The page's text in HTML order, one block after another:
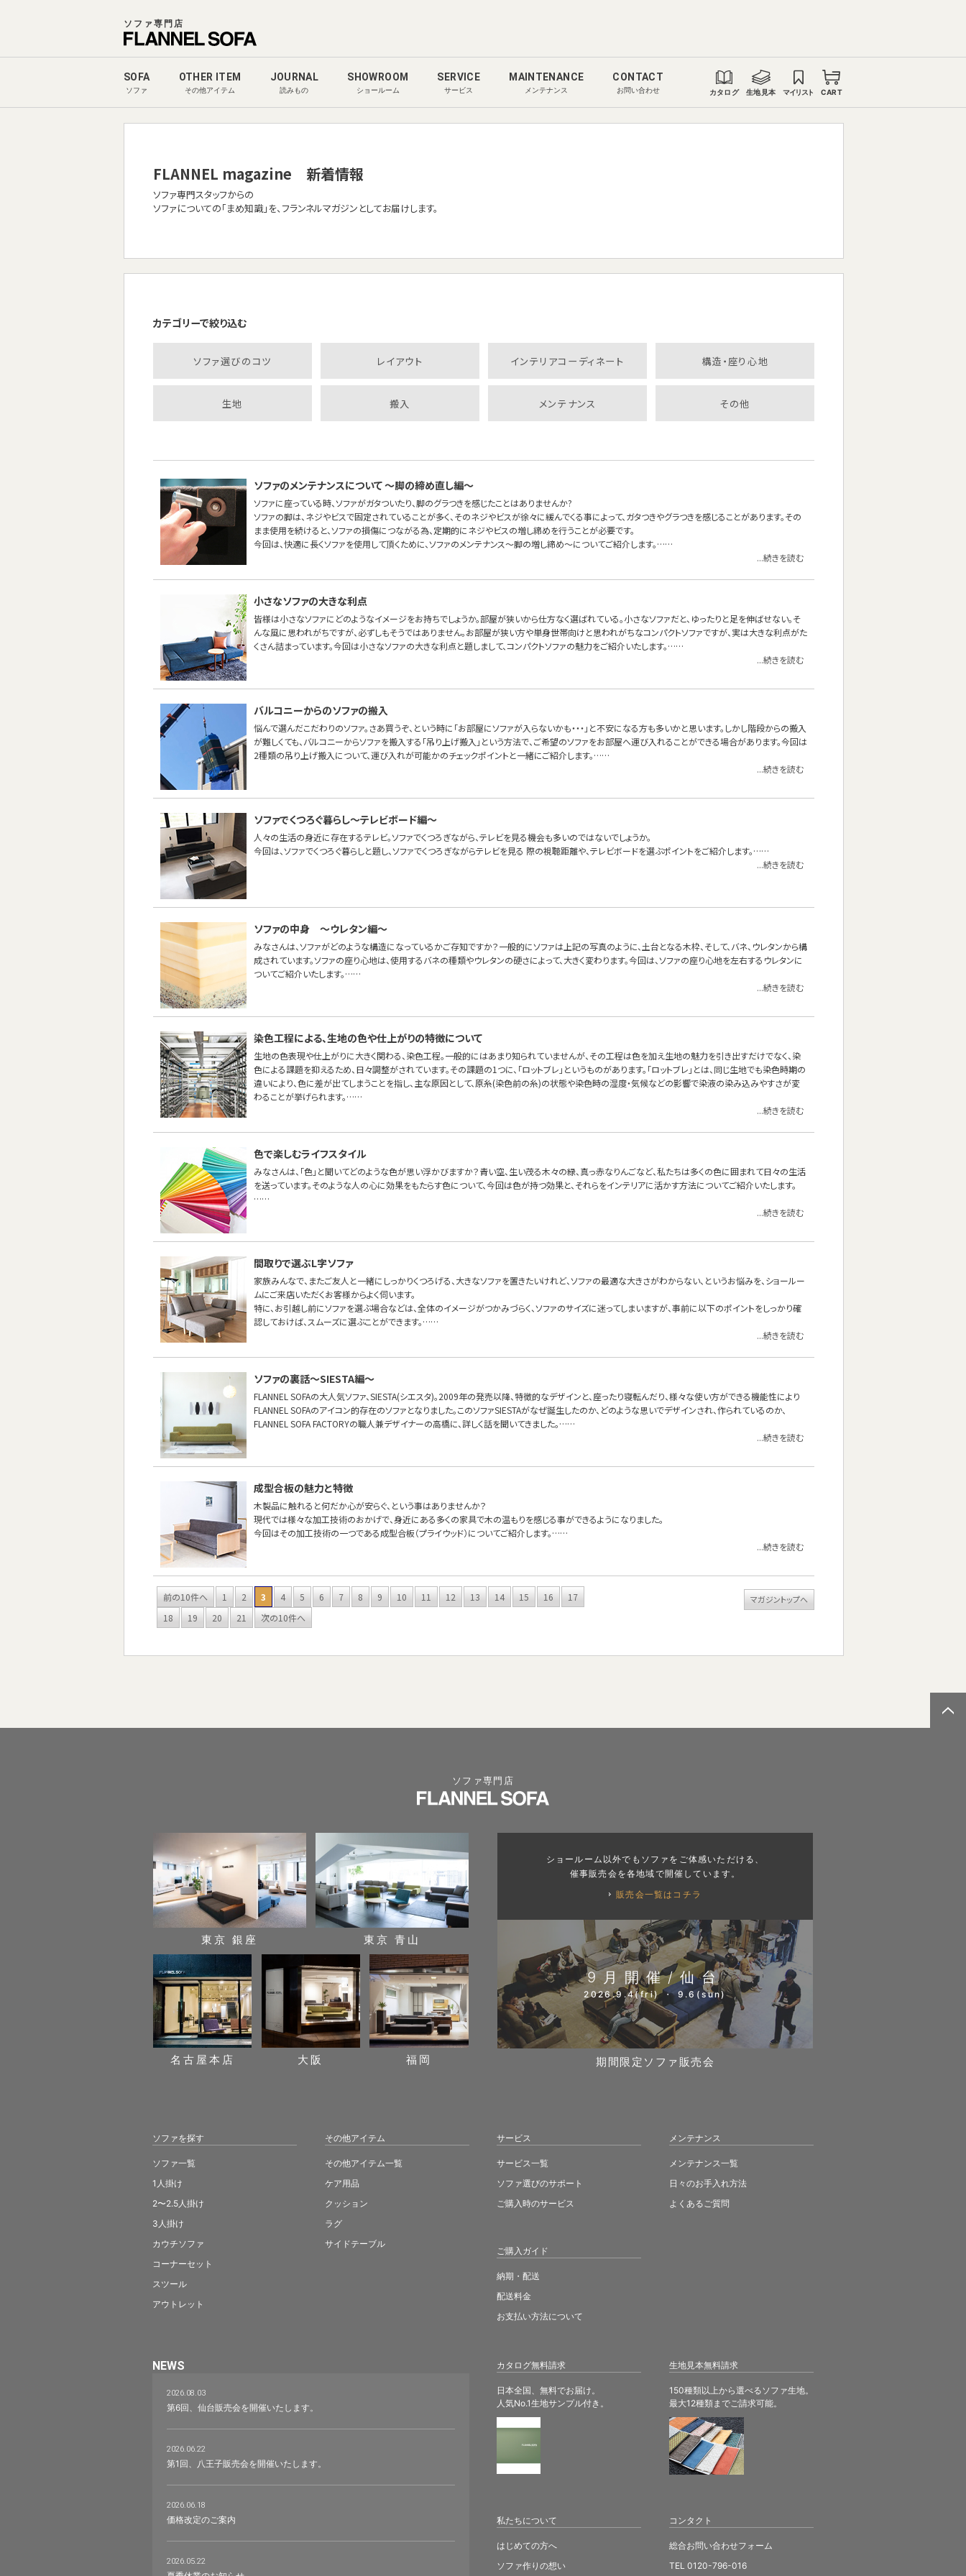
ソファ専門店
SOFA
ソファ
OTHER ITEM
その他アイテム
JOURNAL
読みもの
SHOWROOM
ショールーム
SERVICE
サービス
MAINTENANCE
メンテナンス
CONTACT
お問い合わせ カタログ 生地見本 マイリスト CART
FLANNEL magazine 新着情報
ソファ専門スタッフからの
ソファについての「まめ知識」を、フランネルマガジンとしてお届けします。
カテゴリーで絞り込む
ソファ選びのコツ レイアウト インテリアコーディネート 構造・座り心地
生地 搬入 メンテナンス その他
ソファのメンテナンスについて 〜脚の締め直し編〜
ソファに座っている時、ソファがガタついたり、脚のグラつきを感じたことはありませんか?
ソファの脚は、ネジやビスで固定されていることが多く、そのネジやビスが徐々に緩んでくる事によって、ガタつきやグラつきを感じることがあります。その
まま使用を続けると、ソファの損傷につながる為、定期的にネジやビスの増し締めを行うことが必要です。
今回は、快適に長くソファを使用して頂くために、ソファのメンテナンス〜脚の増し締め〜についてご紹介します。……
...続きを読む
小さなソファの大きな利点
皆様は小さなソファにどのようなイメージをお持ちでしょうか。部屋が狭いから仕方なく選ばれている。小さなソファだと、ゆったりと足を伸ばせない。そ
んな風に思われがちですが、必ずしもそうではありません。お部屋が狭い方や単身世帯向けと思われがちなコンパクトソファですが、実は大きな利点がた
くさん詰まっています。今回は小さなソファの大きな利点と題しまして、コンパクトソファの魅力をご紹介いたします。……
...続きを読む
バルコニーからのソファの搬入
悩んで選んだこだわりのソファ。さあ買うぞ、という時に「お部屋にソファが入らないかも・・・」と不安になる方も多いかと思います。しかし階段からの搬入
が難しくても、バルコニーからソファを搬入する「吊り上げ搬入」という方法で、ご希望のソファをお部屋へ運び入れることができる場合があります。今回は
2種類の吊り上げ搬入について、運び入れが可能かのチェックポイントと一緒にご紹介します。……
...続きを読む
ソファでくつろぐ暮らし〜テレビボード編〜
人々の生活の身近に存在するテレビ。ソファでくつろぎながら、テレビを見る機会も多いのではないでしょうか。
今回は、ソファでくつろぐ暮らしと題し、ソファでくつろぎながらテレビを見る 際の視聴距離や、テレビボードを選ぶポイントをご紹介します。……
...続きを読む
ソファの中身 ～ウレタン編～
みなさんは、ソファがどのような構造になっているかご存知ですか？一般的にソファは上記の写真のように、土台となる木枠、そして、バネ、ウレタンから構
成されています。ソファの座り心地は、使用するバネの種類やウレタンの硬さによって、大きく変わります。今回は、ソファの座り心地を左右するウレタンに
ついてご紹介いたします。……
...続きを読む
染色工程による、生地の色や仕上がりの特徴について
生地の色表現や仕上がりに大きく関わる、染色工程。一般的にはあまり知られていませんが、その工程は色を加え生地の魅力を引き出すだけでなく、染
色による課題を抑えるため、日々調整がされています。その課題の1つに、「ロットブレ」というものがあります。「ロットブレ」とは、同じ生地でも染色時期の
違いにより、色に差が出てしまうことを指し、主な原因として、原糸(染色前の糸)の状態や染色時の湿度・気候などの影響で染液の染み込みやすさが変
わることが挙げられます。……
...続きを読む
色で楽しむライフスタイル
みなさんは、「色」と聞いてどのような色が思い浮かびますか？青い空、生い茂る木々の緑、真っ赤なりんごなど、私たちは多くの色に囲まれて日々の生活
を送っています。そのような人の心に効果をもたらす色について、今回は色が持つ効果と、それらをインテリアに活かす方法についてご紹介いたします。
……
...続きを読む
間取りで選ぶL字ソファ
家族みんなで、またご友人と一緒にしっかりくつろげる、大きなソファを置きたいけれど、ソファの最適な大きさがわからない、というお悩みを、ショールー
ムにご来店いただくお客様からよく伺います。
特に、お引越し前にソファを選ぶ場合などは、全体のイメージがつかみづらく、ソファのサイズに迷ってしまいますが、事前に以下のポイントをしっかり確
認しておけば、スムーズに選ぶことができます。……
...続きを読む
ソファの裏話〜SIESTA編〜
FLANNEL SOFAの大人気ソファ、SIESTA(シエスタ)。2009年の発売以降、特徴的なデザインと、座ったり寝転んだり、様々な使い方ができる機能性により
FLANNEL SOFAのアイコン的存在のソファとなりました。このソファSIESTAがなぜ誕生したのか、どのような思いでデザインされ、作られているのか、
FLANNEL SOFA FACTORYの職人兼デザイナーの高橋に、詳しく話を聞いてきました。……
...続きを読む
成型合板の魅力と特徴
木製品に触れると何だか心が安らぐ、という事はありませんか？
現代では様々な加工技術のおかげで、身近にある多くの家具で木の温もりを感じる事ができるようになりました。
今回はその加工技術の一つである成型合板（プライウッド）についてご紹介します。……
...続きを読む
前の10件へ 1 2 3 4 5 6 7 8 9 10 11 12 13 14 15 16
17
18
19 20 21 次の10件へ
マガジントップへ
ソファ専門店
カタログ無料請求
日本全国、無料でお届け。
人気No.1生地サンプル付き。
生地見本無料請求
150種類以上から選べるソファ生地。
最大12種類までご請求可能。
東京 銀座 東京 青山
名古屋本店 大阪 福岡
ショールーム以外でもソファをご体感いただける、
催事販売会を各地域で開催しています。
販売会一覧はコチラ
9月開催/仙台
2026.9.4(fri) ・ 9.6(sun)
期間限定ソファ販売会
ソファを探す
ソファ一覧
1人掛け
2〜2.5人掛け
3人掛け
カウチソファ
コーナーセット
スツール
アウトレット
その他アイテム
その他アイテム一覧
ケア用品
クッション
ラグ
サイドテーブル
サービス
サービス一覧
ソファ選びのサポート
ご購入時のサービス
ご購入ガイド
納期・配送
配送料金
お支払い方法について
メンテナンス
メンテナンス一覧
日々のお手入れ方法
よくあるご質問
NEWS
2026.08.03
第6回、仙台販売会を開催いたします。
2026.06.22
第1回、八王子販売会を開催いたします。
2026.06.18
価格改定のご案内
2026.05.22
私たちについて
はじめての方へ
ソファ作りの想い
コンタクト
総合お問い合わせフォーム
TEL 0120-796-016